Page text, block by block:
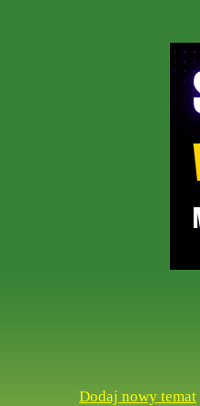
Dodaj nowy temat